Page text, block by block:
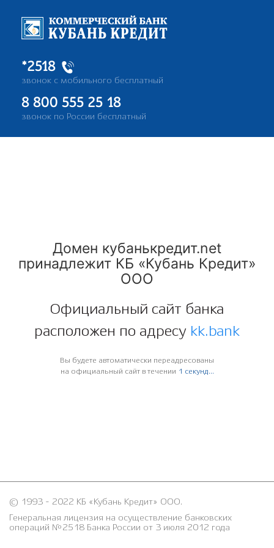
*2518
звонок с мобильного бесплатный
8 800 555 25 18
звонок по России бесплатный
Домен кубанькредит.net
принадлежит КБ «Кубань Кредит»
ООО
Официальный сайт банка
расположен по адресу kk.bank
Вы будете автоматически переадресованы
на официальный сайт в течении 1 секунд...
© 1993 - 2022 КБ «Кубань Кредит» ООО.
Генеральная лицензия на осуществление банковских
операций №2518 Банка России от 3 июля 2012 года